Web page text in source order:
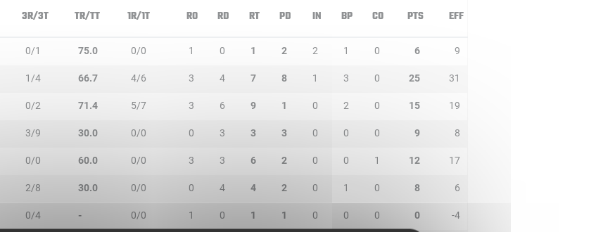
3R/3T TR/TT 1R/1T RO RD RT PD IN BP CO PTS EFF
0/1 75.0 0/0 1 0 1 2 2 1 0 6 9
1/4 66.7 4/6 3 4 7 8 1 3 0 25 31
0/2 71.4 5/7 3 6 9 1 0 2 0 15 19
3/9 30.0 0/0 0 3 3 3 0 0 0 9 8
0/0 60.0 0/0 3 3 6 2 0 0 1 12 17
2/8 30.0 0/0 0 4 4 2 0 1 0 8 6
0/4 - 0/0 1 0 1 1 0 0 0 0 -4